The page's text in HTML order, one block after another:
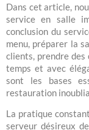
Dans cet article,
service en salle
conclusion du
menu, préparer la
clients, prendre des
temps et avec
sont les bases
restauration
La pratique
serveur désireux